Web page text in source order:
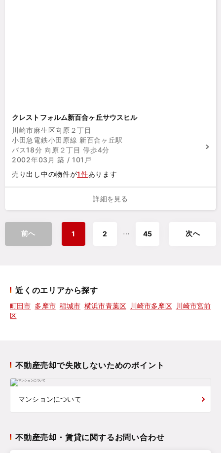
クレストフォルム新百合ヶ丘サウスヒル
川崎市麻生区向原２丁目
小田急電鉄小田原線 新百合ヶ丘駅
バス18分 向原２丁目 停歩4分
2002年03月 築 / 101戸
売り出し中の物件が1件あります
詳細を見る
前へ 1 2 ⋯ 45 次へ
近くのエリアから探す
町田市 多摩市 稲城市 横浜市青葉区 川崎市多摩区
川崎市宮前
区
不動産売却で失敗しないためのポイント
マンションについて
不動産売却・賃貸に関するお問い合わせ